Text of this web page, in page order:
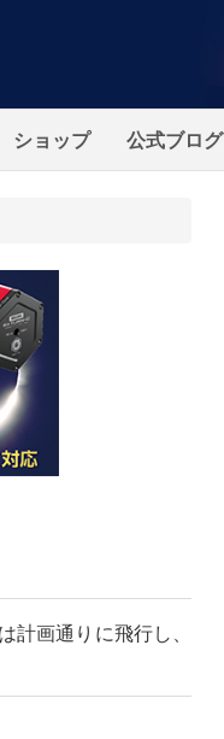
ショップ 公式ブログ
画通りに飛行し、